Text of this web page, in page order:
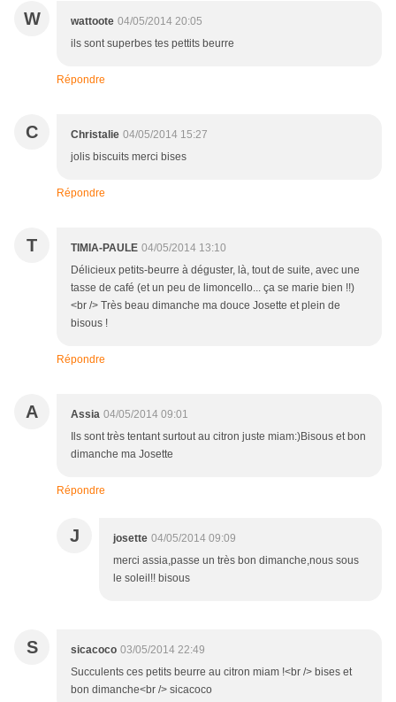
W wattoote 04/05/2014 20:05
ils sont superbes tes pettits beurre
Répondre
C Christalie 04/05/2014 15:27
jolis biscuits merci bises
Répondre
T TIMIA-PAULE 04/05/2014 13:10
Délicieux petits-beurre à déguster, là, tout de suite, avec une
tasse de café (et un peu de limoncello... ça se marie bien !!)
<br /> Très beau dimanche ma douce Josette et plein de
bisous !
Répondre
A Assia 04/05/2014 09:01
Ils sont très tentant surtout au citron juste miam:)Bisous et bon
dimanche ma Josette
Répondre
J josette 04/05/2014 09:09
merci assia,passe un très bon dimanche,nous sous
le soleil!! bisous
S sicacoco 03/05/2014 22:49
Succulents ces petits beurre au citron miam !<br /> bises et
bon dimanche<br /> sicacoco